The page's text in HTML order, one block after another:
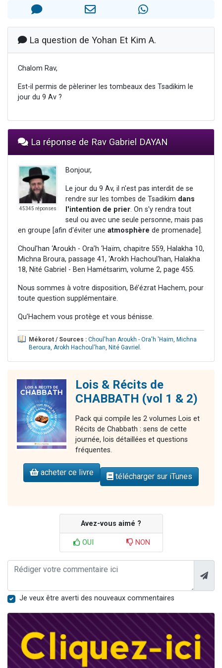
Il reste 49 places pour étudier en groupe sur Zoom
12 nouvelles musiques dans Torah-Box Music
La question de Yohan Et Kim A.
Chalom Rav,
Est-il permis de pèleriner les tombeaux des Tsadikim le
jour du 9 Av ?
La réponse de Rav Gabriel DAYAN
45345 réponses
Bonjour,
Le jour du 9 Av, il n'est pas interdit de se
rendre sur les tombes de Tsadikim dans
l'intention de prier. On s'y rendra tout
seul ou avec une seule personne, mais pas
en groupe [afin d'éviter une atmosphère de promenade].
Choul'han ‘Aroukh - Ora’h ‘Haïm, chapitre 559, Halakha 10,
Michna Broura, passage 41, 'Arokh Hachoul'han, Halakha
18, Nité Gabriel - Ben Hamétsarim, volume 2, page 455.
Nous sommes à votre disposition, Bé’ézrat Hachem, pour
toute question supplémentaire.
Qu’Hachem vous protège et vous bénisse.
Mékorot / Sources : Choul'han Aroukh - Ora'h 'Haim, Michna
Beroura, Arokh Hachoul'han, Nité Gavriel .
Lois & Récits de
CHABBATH (vol 1 & 2)
Pack qui compile les 2 volumes Lois et
Récits de Chabbath : sens de cette
journée, lois détaillées et questions
fréquentes.
acheter ce livre télécharger sur iTunes
Avez-vous aimé ?
OUI NON
Je veux être averti des nouveaux commentaires